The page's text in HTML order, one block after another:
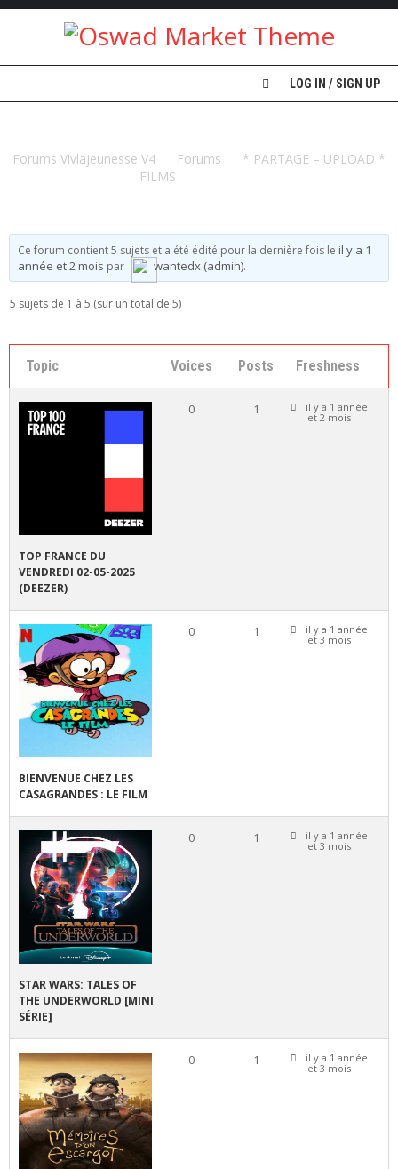
A
C
I
L
V
L
A
J
E
S
E
L
S
M
E
M
B
R
E
N
T
A
LOG IN / SIGN UP
Forums Vivlajeunesse V4 Forums
* PARTAGE – UPLOAD *
FILMS
Ce forum contient 5 sujets et a été édité pour la dernière fois leil y a 1
année et 2 mois par wantedx (admin).
5 sujets de 1 à 5 (sur un total de 5)
Topic Voices Posts Freshness
TOP FRANCE DU
VENDREDI 02-05-2025
(DEEZER)
0 1
il y a 1 année
et 2 mois
BIENVENUE CHEZ LES
CASAGRANDES : LE FILM
0 1
il y a 1 année
et 3 mois
STAR WARS: TALES OF
THE UNDERWORLD [MINI
SÉRIE]
0 1
il y a 1 année
et 3 mois
0 1
il y a 1 année
et 3 mois